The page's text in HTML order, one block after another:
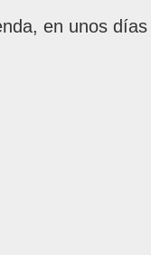
en unos